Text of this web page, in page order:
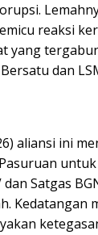
reaksi
yang
dan
aliansi ini
dan Satgas
Kedatangan